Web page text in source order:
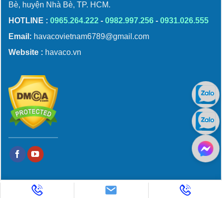
Bè, huyện Nhà Bè, TP. HCM.
HOTLINE : 0965.264.222 - 0982.997.256 - 0931.026.555
Email: havacovietnam6789@gmail.com
Website : havaco.vn